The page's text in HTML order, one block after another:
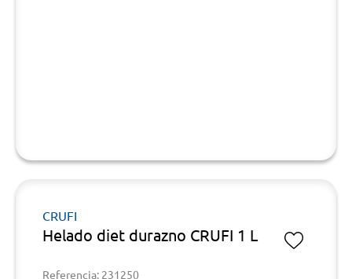
CRUFI
Helado diet durazno CRUFI 1 L
Referencia: 231250